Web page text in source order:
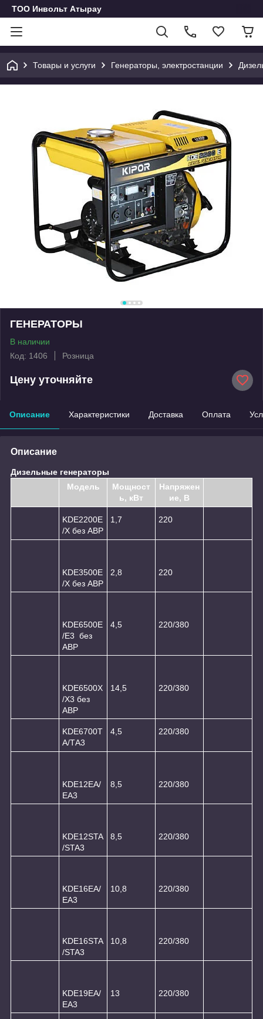
ТОО Инвольт Атырау
Товары и услуги Генераторы, электростанции
ГЕНЕРАТОРЫ
В наличии
Код: 1406
Розница
Цену уточняйте
Описание Характеристики Доставка Оплата
Описание
Дизельные генераторы
Модель
Мощност
ь, кВт
Напряжен
ие, В
KDE2200E
/Х без АВР
1,7 220
KDE3500E
/Х без АВР
2,8 220
KDE6500Е
/Е3 без
АВР
4,5 220/380
KDE6500Х
/Х3 без
АВР
14,5 220/380
KDE6700T
A/ТА3
4,5 220/380
KDE12EA/
ЕА3
8,5 220/380
KDE12STA
/STA3
8,5 220/380
KDE16EA/
ЕА3
10,8 220/380
KDE16STA
/STA3
10,8 220/380
KDE19EA/
ЕА3
13 220/380